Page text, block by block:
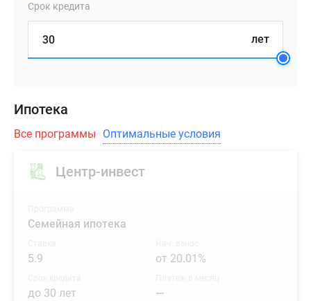
Срок кредита
лет
Ипотека
Все программы Оптимальные условия
Центр-инвест
Семейная ипотека
5.9 от 20.01%
до 30 лет —